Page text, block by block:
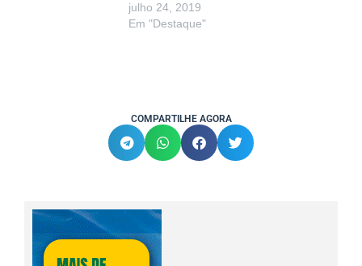
julho 24, 2019
Em "Destaque"
COMPARTILHE AGORA